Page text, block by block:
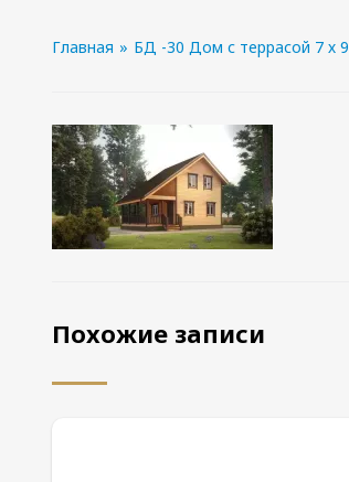
Главная » БД -30 Дом с террасой 7 х 9
Похожие записи